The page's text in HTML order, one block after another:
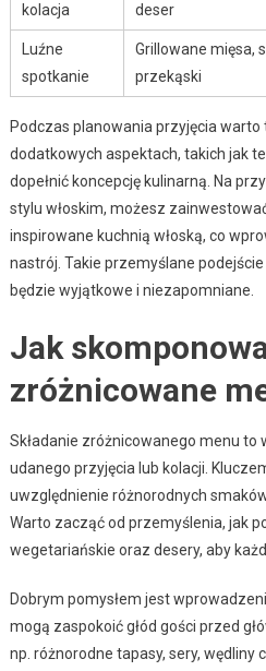
kolacja
deser
Luźne
spotkanie
Grillowane mięsa,
przekąski
Podczas planowania przyjęcia warto
dodatkowych aspektach, takich jak
dopełnić koncepcję kulinarną. Na
stylu włoskim, możesz
inspirowane kuchnią włoską, co
nastrój. Takie przemyślane
będzie wyjątkowe i niezapomniane.
Jak
zróżnicowane
Składanie zróżnicowanego menu to
udanego przyjęcia lub kolacji.
uwzględnienie różnorodnych
Warto zacząć od przemyślenia, jak
wegetariańskie oraz desery, aby
Dobrym pomysłem jest
mogą zaspokoić głód gości przed
np. różnorodne tapasy, sery, wędliny